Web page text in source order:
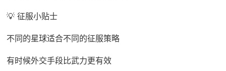
💡 征服小贴士
不同的星球适合不同的征服策略
有时候外交手段比武力更有效